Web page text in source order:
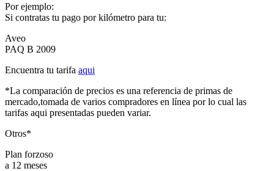
Por ejemplo:
Si contratas tu pago por kilómetro para tu:
Aveo
PAQ B 2009
Encuentra tu tarifa aqui
*La comparación de precios es una referencia de primas de
mercado,tomada de varios compradores en línea por lo cual las
tarifas aqui presentadas pueden variar.
Otros*
Plan forzoso
a 12 meses